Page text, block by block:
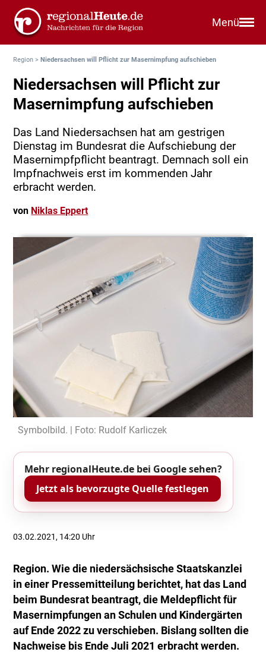
Menü
Region >Niedersachsen will Pflicht zur Masernimpfung aufschieben
Niedersachsen will Pflicht zur
Masernimpfung aufschieben
Das Land Niedersachsen hat am gestrigen
Dienstag im Bundesrat die Aufschiebung der
Masernimpfpflicht beantragt. Demnach soll ein
Impfnachweis erst im kommenden Jahr
erbracht werden.
von Niklas Eppert
Symbolbild. | Foto: Rudolf Karliczek
Mehr regionalHeute.de bei Google sehen?
Jetzt als bevorzugte Quelle festlegen
03.02.2021, 14:20 Uhr
Region. Wie die niedersächsische Staatskanzlei
in einer Pressemitteilung berichtet, hat das Land
beim Bundesrat beantragt, die Meldepflicht für
Masernimpfungen an Schulen und Kindergärten
auf Ende 2022 zu verschieben. Bislang sollten die
Nachweise bis Ende Juli 2021 erbracht werden.